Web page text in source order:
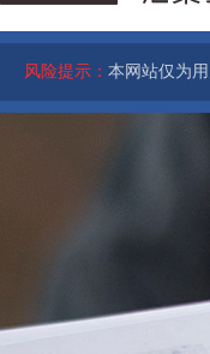
风险提示： 本网站仅为